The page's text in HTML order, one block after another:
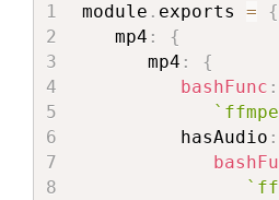
console .log( `开始
// https://
= async
$ .
quote = (v) =>
$(...
module . exports =
{
   mp4
:
{
      mp4
:
{
bashFunc :
`
         hasAudio
:
`